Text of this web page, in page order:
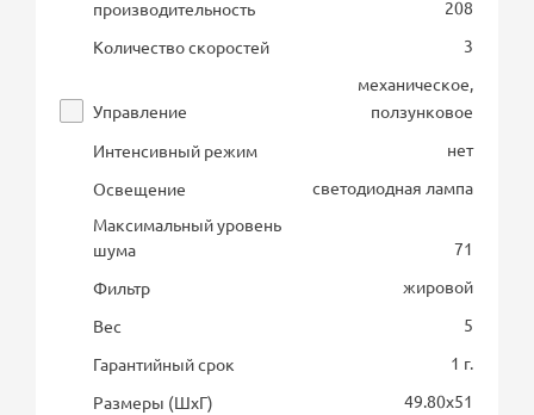
производительность
208
Количество скоростей
3
Управление
механическое,
ползунковое
Интенсивный режим
нет
Освещение
светодиодная лампа
Максимальный уровень
шума
71
Фильтр
жировой
Вес
5
Гарантийный срок
1 г.
Размеры (ШхГ)
49.80х51